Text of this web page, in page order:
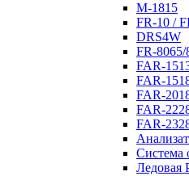
M-1815
FR-10 /
DRS4W
FR-8065/
FAR-
FAR-
FAR-
FAR-
FAR-
Система
Ледовая